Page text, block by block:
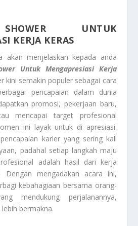
UNTUK
KERJA KERAS
akan menjelaskan kepada anda
Untuk Mengapresiasi Kerja
kini semakin populer sebagai cara
pencapaian dalam dunia
promosi, pekerjaan baru,
mencapai target profesional
ini layak untuk di apresiasi.
karier yang sering kali
padahal setiap langkah maju
adalah hasil dari kerja
Dengan mengadakan acara ini,
kebahagiaan bersama orang-
mendukung perjalanannya,
bermakna.